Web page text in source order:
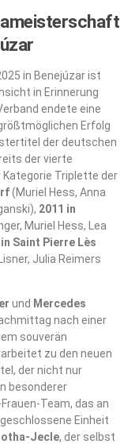
in Benejúzar ist
in Erinnerung
endete eine
Erfolg
der deutschen
der vierte
Kategorie Triplette der
(Muriel Hess, Anna
2011 in
Muriel Hess, Lea
in Saint Pierre Lès
Julia Reimers
und Mercedes
nach einer
souverän
zu den neuen
der nicht nur
besonderer
Team, das an
Einheit
Jecle, der selbst